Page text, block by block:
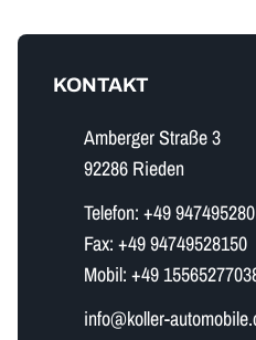
KONTAKT
Amberger Straße 3
92286 Rieden
Telefon: +49 947495280
Fax: +49 94749528150
Mobil: +49
i​n​f​o​@koller-